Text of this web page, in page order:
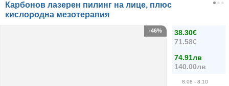
Карбонов лазерен пилинг на лице, плюс
кислородна мезотерапия
38.30€
71.58€
74.91лв
140.00лв
8.08 - 8.10
-46%